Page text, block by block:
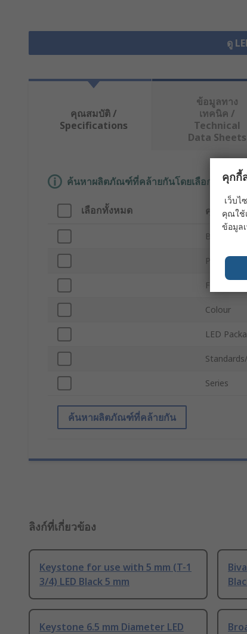
ดู
คุณสมบัติ /
Specifications
ข้อมูลทาง
เทคนิค /
Technical
Data Sheets
ค้นหาผลิตภัณฑ์ที่คล้ายกันโดยเลือกคุณลัก
เลือกทั้งหมด คุณลักษ
Brand
Product
For Use
Colour
LED
Series
ค้นหาผลิตภัณฑ์ที่คล้ายกัน
ลิงก์ที่เกี่ยวข้อง
Keystone for use with 5 mm (T-1
3/4) LED Black 5 mm
Keystone 6.5 mm Diameter LED
คุกกี้
เว็บไ
คุณใช้
ข้อมูล